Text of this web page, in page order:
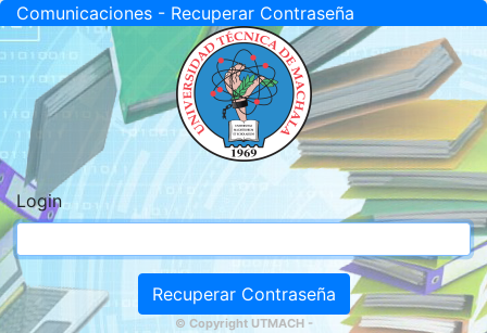
Comunicaciones - Recuperar Contraseña
Login
Recuperar Contraseña
© Copyright UTMACH -